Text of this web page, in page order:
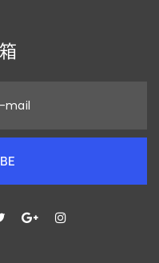
mail